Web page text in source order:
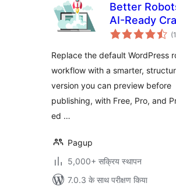
Better
AI-Ready
Control &
Replace the default WordPress
workflow with a smarter,
version you can preview before
publishing, with Free, Pro, and
ed …
Pagup
5,000+ सक्रिय स्थापन
7.0.3 के साथ परीक्षण किया